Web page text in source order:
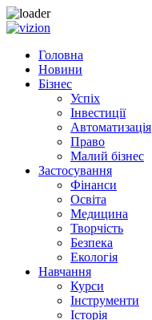
Skip to content
Головна
Новини
Бізнес
Успіх
Інвестиції
Автоматизація
Право
Малий бізнес
Застосування
Фінанси
Освіта
Медицина
Творчість
Безпека
Екологія
Навчання
Курси
Інструменти
Історія